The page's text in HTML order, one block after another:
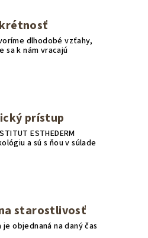
dlhodobé vzťahy,
sa k nám vracajú
prístup
ESTHEDERM
a sú s ňou v súlade
starostlivosť
objednaná na daný čas